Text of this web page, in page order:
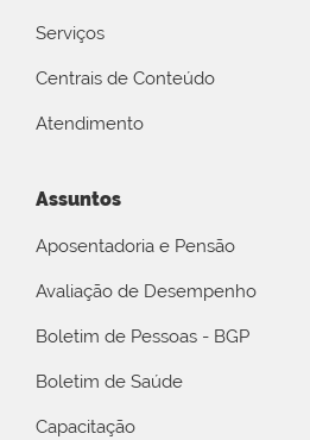
Serviços
Centrais de Conteúdo
Atendimento
Assuntos
Aposentadoria e Pensão
Avaliação de Desempenho
Boletim de Pessoas - BGP
Boletim de Saúde
Capacitação